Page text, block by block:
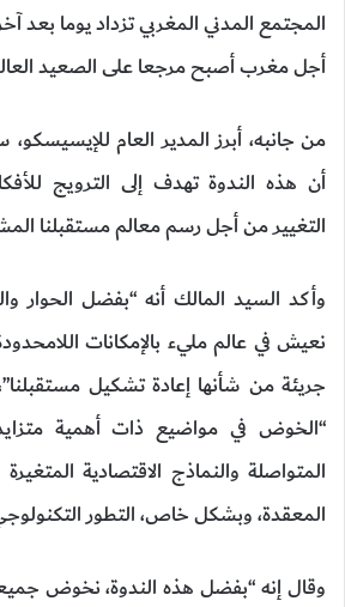
المجتمع المدني المغربي تزداد يوما بعد
أجل مغرب أصبح مرجعا على الصعيد
من جانبه، أبرز المدير العام
أن هذه الندوة تهدف إلى الترويج
التغيير من أجل رسم معالم مستقبلنا
وأكد السيد المالك أنه “بفضل الحوار
نعيش في عالم مليء بالإمكانات
جريئة من شأنها إعادة تشكيل
“الخوض في مواضيع ذات أهمية
المتواصلة والنماذج الاقتصادية
المعقدة، وبشكل خاص، التطور
وقال إنه “بفضل هذه الندوة، نخوض